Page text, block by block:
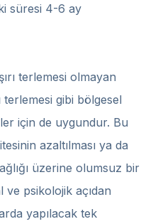
süresi 4-6 ay
terlemesi olmayan
gibi bölgesel
için de uygundur. Bu
azaltılması ya da
üzerine olumsuz bir
psikolojik açıdan
yapılacak tek